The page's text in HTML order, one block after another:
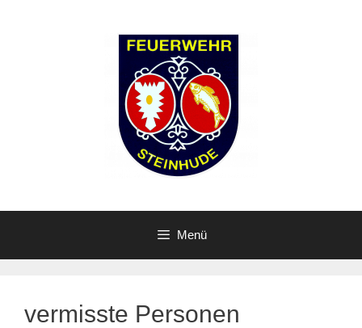
Menü
vermisste Personen